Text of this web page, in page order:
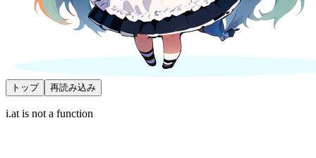
トップ 再読み込み
i.at is not a function